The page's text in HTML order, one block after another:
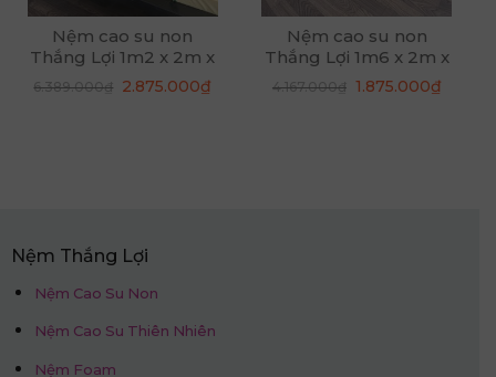
Nệm cao su non
Thắng Lợi 1m2 x 2m x
20cm
6.389.000₫ Giá
2.875.000₫
Nệm cao su non
Thắng Lợi 1m6 x 2m x
10cm
4.167.000₫ Giá
1.875.000₫Giá
Nệm Thắng Lợi
Nệm Cao Su Non
Nệm Cao Su Thiên Nhiên
Nệm Foam